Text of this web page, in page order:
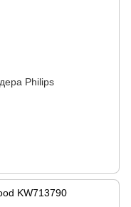
Philips